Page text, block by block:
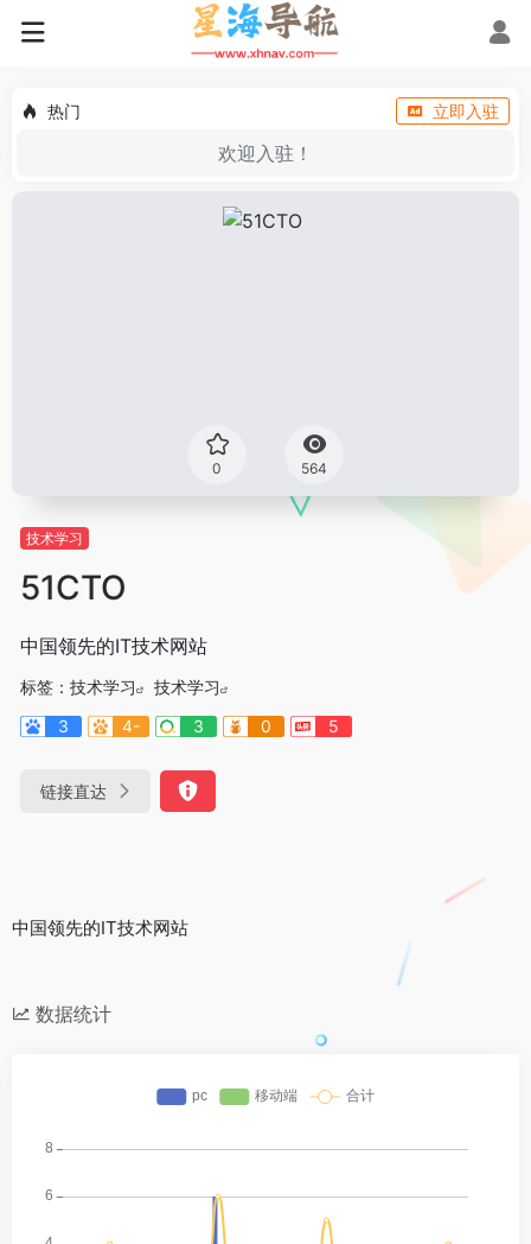
热门 立即入驻
欢迎入驻！
0 564
技术学习
51CTO
中国领先的IT技术网站
标签： 技术学习
技术学习
3
4- 3 0 5
链接直达
中国领先的IT技术网站
数据统计